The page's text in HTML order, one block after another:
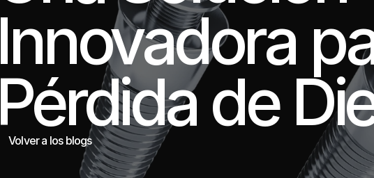
Innovadora
Pérdida de
Volver a los blogs